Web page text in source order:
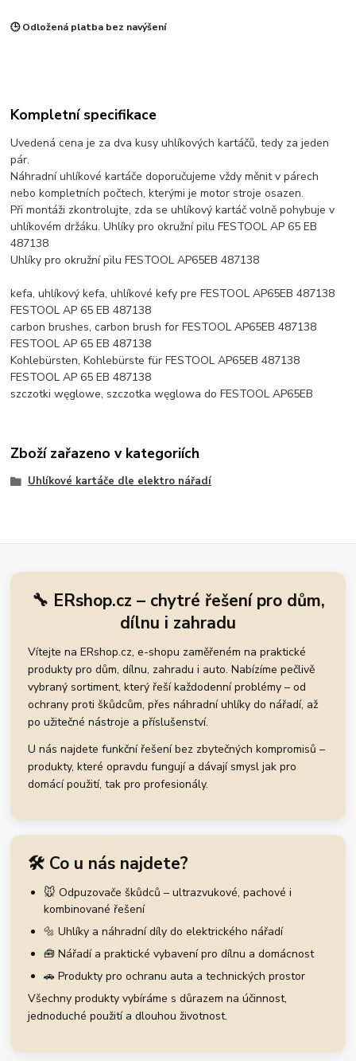
🕒 Odložená platba bez navýšení
Kompletní specifikace
Uvedená cena je za dva kusy uhlíkových kartáčů, tedy za jeden
pár.
Náhradní uhlíkové kartáče doporučujeme vždy měnit v párech
nebo kompletních počtech, kterými je motor stroje osazen.
Při montáži zkontrolujte, zda se uhlíkový kartáč volně pohybuje v
uhlíkovém držáku. Uhlíky pro okružní pilu FESTOOL AP 65 EB
487138
Uhlíky pro okružní pilu FESTOOL AP65EB 487138
kefa, uhlíkový kefa, uhlíkové kefy pre FESTOOL AP65EB 487138
FESTOOL AP 65 EB 487138
carbon brushes, carbon brush for FESTOOL AP65EB 487138
FESTOOL AP 65 EB 487138
Kohlebürsten, Kohlebürste für FESTOOL AP65EB 487138
FESTOOL AP 65 EB 487138
szczotki węglowe, szczotka węglowa do FESTOOL AP65EB
Zboží zařazeno v kategoriích
Uhlíkové kartáče dle elektro nářadí
🔧 ERshop.cz – chytré řešení pro dům,
dílnu i zahradu
Vítejte na ERshop.cz, e-shopu zaměřeném na praktické
produkty pro dům, dílnu, zahradu i auto. Nabízíme pečlivě
vybraný sortiment, který řeší každodenní problémy – od
ochrany proti škůdcům, přes náhradní uhlíky do nářadí, až
po užitečné nástroje a příslušenství.
U nás najdete funkční řešení bez zbytečných kompromisů –
produkty, které opravdu fungují a dávají smysl jak pro
domácí použití, tak pro profesionály.
🛠️ Co u nás najdete?
🐭 Odpuzovače škůdců – ultrazvukové, pachové i
kombinované řešení
🔩 Uhlíky a náhradní díly do elektrického nářadí
🧰 Nářadí a praktické vybavení pro dílnu a domácnost
🚗 Produkty pro ochranu auta a technických prostor
Všechny produkty vybíráme s důrazem na účinnost,
jednoduché použití a dlouhou životnost.